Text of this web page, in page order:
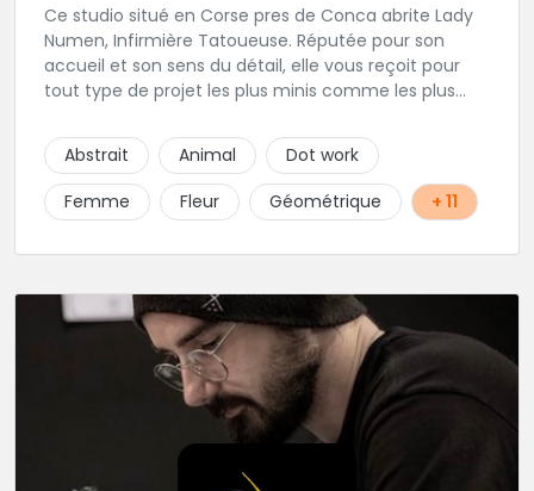
Ce studio situé en Corse pres de Conca abrite Lady
Numen, Infirmière Tatoueuse. Réputée pour son
accueil et son sens du détail, elle vous reçoit pour
tout type de projet les plus minis comme les plus
Abstrait
Animal
Dot work
Femme
Fleur Géométrique + 11